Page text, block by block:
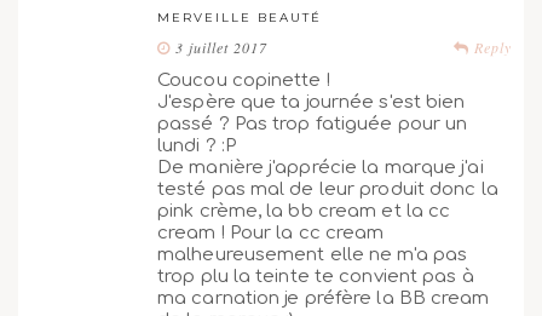
MERVEILLE BEAUTÉ
Reply
3 juillet 2017
Coucou copinette !
J'espère que ta journée s'est bien
passé ? Pas trop fatiguée pour un
lundi ? :P
De manière j'apprécie la marque j'ai
testé pas mal de leur produit donc la
pink crème, la bb cream et la cc
cream ! Pour la cc cream
malheureusement elle ne m'a pas
trop plu la teinte te convient pas à
ma carnation je préfère la BB cream